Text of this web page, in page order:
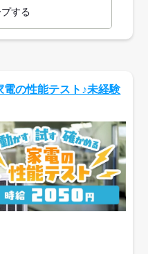
する
の性能テスト♪未経験